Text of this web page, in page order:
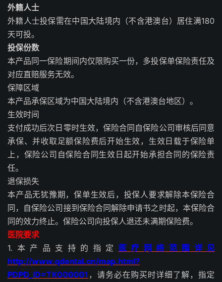
外籍人士
外籍人士投保需在中国大陆境内（不含港澳台）居住满180
天可投。
投保份数
本产品同一保险期间内仅限购买一份，多投保单保险责任及
对应直赔服务无效。
保障区域
本产品承保区域为中国大陆境内（不含港澳台地区）。
生效时间
支付成功后次日零时生效，保险合同自保险公司审核后同意
承保、并收取足额保险费后开始生效，生效日载于保险单
上，保险公司自保险合同生效日起开始承担合同的保险责
任。
退保损失
本产品无犹豫期，保单生效后，投保人要求解除本保险合
同，自保险公司接到保险合同解除申请书之时起，本保险合
同的效力终止。保险公司向投保人退还未满期保险费。
医院要求
1.本产品支持的指定 医疗网络范围详见
http://www.qdental.cn/map.html?
PDPD_ID=TK000001 ，请务必在购买时详细了解，指定